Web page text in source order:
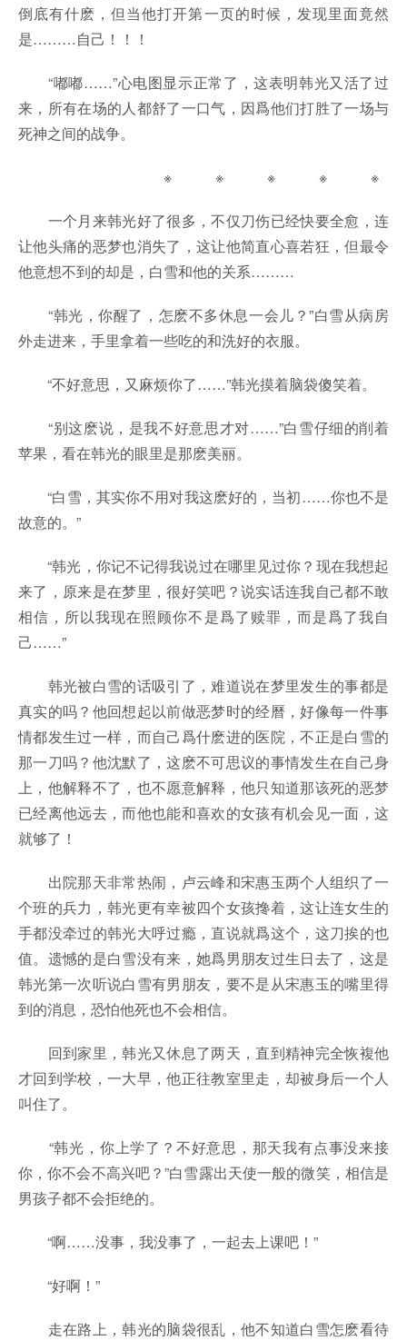
倒底有什麽，但当他打开第一页的时候，发现里面竟然
是………自己！！！
“嘟嘟……”心电图显示正常了，这表明韩光又活了过
来，所有在场的人都舒了一口气，因爲他们打胜了一场与
死神之间的战争。
※ ※ ※ ※ ※
一个月来韩光好了很多，不仅刀伤已经快要全愈，连
让他头痛的恶梦也消失了，这让他简直心喜若狂，但最令
他意想不到的却是，白雪和他的关系………
“韩光，你醒了，怎麽不多休息一会儿？”白雪从病房
外走进来，手里拿着一些吃的和洗好的衣服。
“不好意思，又麻烦你了……”韩光摸着脑袋傻笑着。
“别这麽说，是我不好意思才对……”白雪仔细的削着
苹果，看在韩光的眼里是那麽美丽。
“白雪，其实你不用对我这麽好的，当初……你也不是
故意的。”
“韩光，你记不记得我说过在哪里见过你？现在我想起
来了，原来是在梦里，很好笑吧？说实话连我自己都不敢
相信，所以我现在照顾你不是爲了赎罪，而是爲了我自
己……”
韩光被白雪的话吸引了，难道说在梦里发生的事都是
真实的吗？他回想起以前做恶梦时的经曆，好像每一件事
情都发生过一样，而自己爲什麽进的医院，不正是白雪的
那一刀吗？他沈默了，这麽不可思议的事情发生在自己身
上，他解释不了，也不愿意解释，他只知道那该死的恶梦
已经离他远去，而他也能和喜欢的女孩有机会见一面，这
就够了！
出院那天非常热闹，卢云峰和宋惠玉两个人组织了一
个班的兵力，韩光更有幸被四个女孩搀着，这让连女生的
手都没牵过的韩光大呼过瘾，直说就爲这个，这刀挨的也
值。遗憾的是白雪没有来，她爲男朋友过生日去了，这是
韩光第一次听说白雪有男朋友，要不是从宋惠玉的嘴里得
到的消息，恐怕他死也不会相信。
回到家里，韩光又休息了两天，直到精神完全恢複他
才回到学校，一大早，他正往教室里走，却被身后一个人
叫住了。
“韩光，你上学了？不好意思，那天我有点事没来接
你，你不会不高兴吧？”白雪露出天使一般的微笑，相信是
男孩子都不会拒绝的。
“啊……没事，我没事了，一起去上课吧！”
“好啊！”
走在路上，韩光的脑袋很乱，他不知道白雪怎麽看待